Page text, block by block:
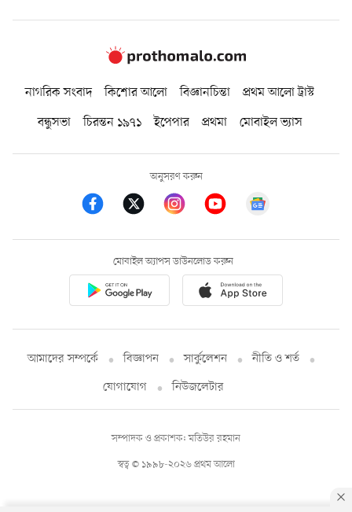
নাগরিক সংবাদ কিশোর আলো বিজ্ঞানচিন্তা
প্রথম আলো ট্রাস্ট
বন্ধুসভা
চিরন্তন ১৯৭১ ইপেপার প্রথমা মোবাইল ভ্যাস
অনুসরণ করুন
মোবাইল অ্যাপস ডাউনলোড করুন
আমাদের সম্পর্কে বিজ্ঞাপন সার্কুলেশন
নীতি ও শর্ত
যোগাযোগ
নিউজলেটার
স্বত্ব © ১৯৯৮-২০২৬ প্রথম আলো
সম্পাদক ও প্রকাশক: মতিউর রহমান